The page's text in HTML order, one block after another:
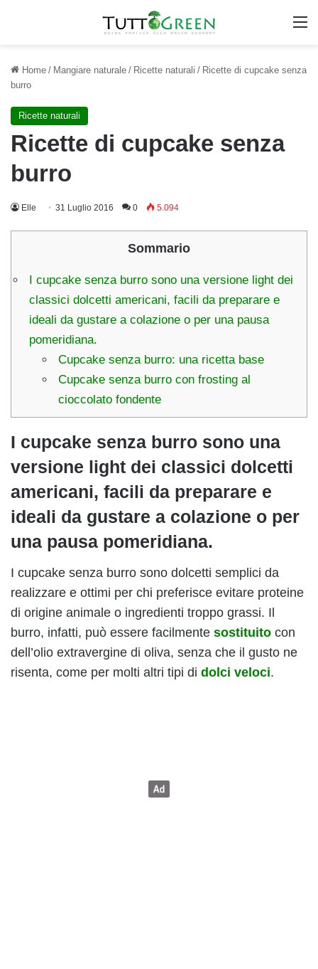
Home / Mangiare naturale / Ricette naturali / Ricette di cupcake senza
burro
Ricette naturali
Ricette di cupcake senza
burro
Elle 31 Luglio 2016 0 5.094
Sommario
I cupcake senza burro sono una versione light dei
classici dolcetti americani, facili da preparare e
ideali da gustare a colazione o per una pausa
pomeridiana.
Cupcake senza burro: una ricetta base
Cupcake senza burro con frosting al
cioccolato fondente
I cupcake senza burro sono una
versione light dei classici dolcetti
americani, facili da preparare e
ideali da gustare a colazione o per
una pausa pomeridiana.
I cupcake senza burro sono dolcetti semplici da
realizzare e ottimi per chi preferisce evitare proteine
di origine animale o ingredienti troppo grassi. Il
burro, infatti, può essere facilmente sostituito con
dell’olio extravergine di oliva, senza che il gusto ne
risenta, come per molti altri tipi di dolci veloci.